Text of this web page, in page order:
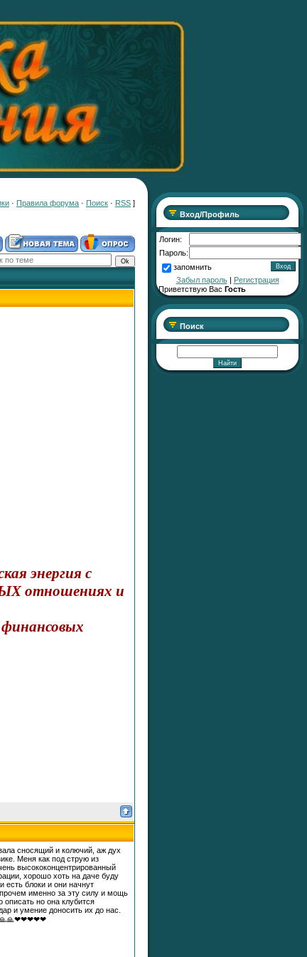
· Правила форума · Поиск · RSS ]
энергия с
отношениях и
сносящий и колючий, аж дух
Меня как под струю из
высококонцентрированный
хорошо хоть на даче буду
есть блоки и они начнут
именно за эту силу и мощь
но она клубится
и умение доносить их до нас.
Вход/Профиль
Логин:
Пароль:
запомнить
Забыл пароль| Регистрация
Приветствую Вас Гость
Поиск